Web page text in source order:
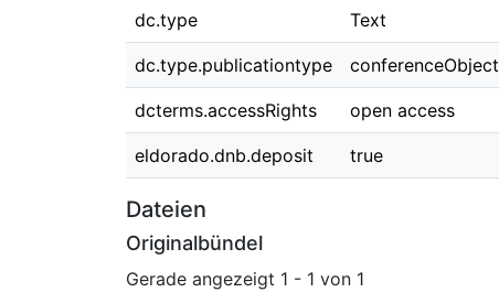
dc.type Text
dc.type.publicationtype conferenceObject
dcterms.accessRights open access
eldorado.dnb.deposit true
Dateien
Originalbündel
Gerade angezeigt 1 - 1 von 1